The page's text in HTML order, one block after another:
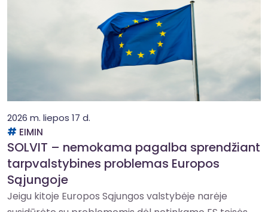
2026 m. liepos 17 d.
EIMIN
SOLVIT – nemokama pagalba sprendžiant
tarpvalstybines problemas Europos
Sąjungoje
Jeigu kitoje Europos Sąjungos valstybėje narėje